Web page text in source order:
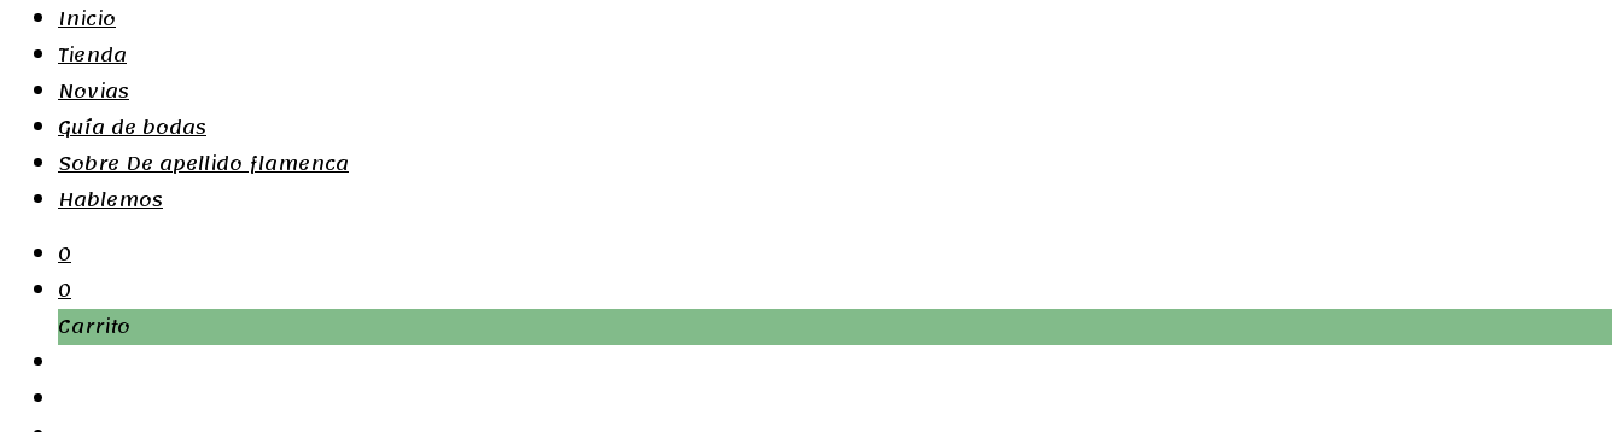
Inicio
Tienda
Novias
Guía de bodas
Sobre De apellido flamenca
Hablemos
0
0
Carrito